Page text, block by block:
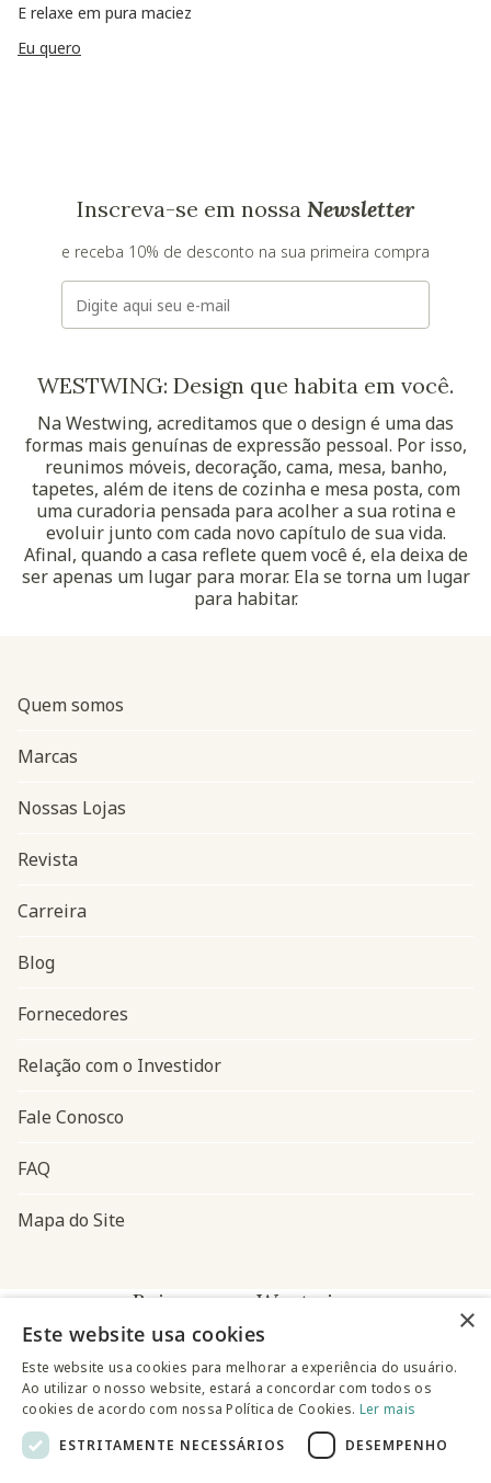
E relaxe em pura maciez
Eu quero
Inscreva-se em nossa Newsletter
e receba 10% de desconto na sua primeira compra
E-mail
WESTWING: Design que habita em você.
Na Westwing, acreditamos que o design é uma das
formas mais genuínas de expressão pessoal. Por isso,
reunimos móveis, decoração, cama, mesa, banho,
tapetes, além de itens de cozinha e mesa posta, com
uma curadoria pensada para acolher a sua rotina e
evoluir junto com cada novo capítulo de sua vida.
Afinal, quando a casa reflete quem você é, ela deixa de
ser apenas um lugar para morar. Ela se torna um lugar
para habitar.
Navegação do rodapé
Quem somos
Marcas
Nossas Lojas
Revista
Carreira
Blog
Fornecedores
Relação com o Investidor
Fale Conosco
FAQ
Mapa do Site
Baixe o app Westwing
×
Este website usa cookies
Este website usa cookies para melhorar a experiência do usuário.
Ao utilizar o nosso website, estará a concordar com todos os
cookies de acordo com nossa Política de Cookies. Ler mais
ESTRITAMENTE NECESSÁRIOS
DESEMPENHO